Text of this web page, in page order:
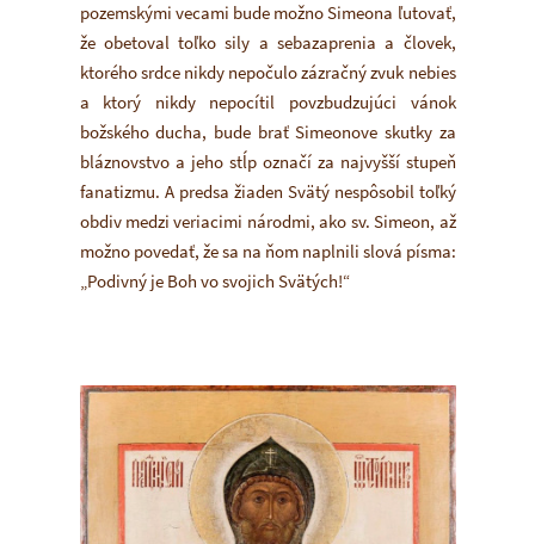
pozemskými vecami bude možno Simeona ľutovať,
že obetoval toľko sily a sebazaprenia a človek,
ktorého srdce nikdy nepočulo zázračný zvuk nebies
a ktorý nikdy nepocítil povzbudzujúci vánok
božského ducha, bude brať Simeonove skutky za
bláznovstvo a jeho stĺp označí za najvyšší stupeň
fanatizmu. A predsa žiaden Svätý nespôsobil toľký
obdiv medzi veriacimi národmi, ako sv. Simeon, až
možno povedať, že sa na ňom naplnili slová písma:
„Podivný je Boh vo svojich Svätých!“